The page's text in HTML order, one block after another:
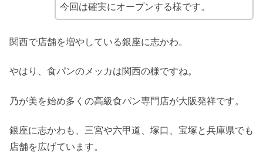
今回は確実にオープンする様です。
関西で店舗を増やしている銀座に志かわ。
やはり、食パンのメッカは関西の様ですね。
乃が美を始め多くの高級食パン専門店が大阪発祥です。
銀座に志かわも、三宮や六甲道、塚口、宝塚と兵庫県でも
店舗を広げています。